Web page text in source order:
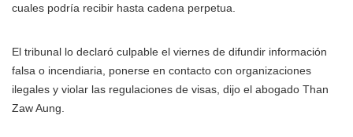
cuales podría recibir hasta cadena perpetua.
El tribunal lo declaró culpable el viernes de difundir información
falsa o incendiaria, ponerse en contacto con organizaciones
ilegales y violar las regulaciones de visas, dijo el abogado Than
Zaw Aung.